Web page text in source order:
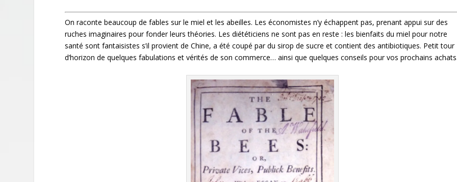
On raconte beaucoup de fables sur le miel et les abeilles. Les économistes n’y échappent pas, prenant appui sur des
ruches imaginaires pour fonder leurs théories. Les diététiciens ne sont pas en reste : les bienfaits du miel pour notre
santé sont fantaisistes s’il provient de Chine, a été coupé par du sirop de sucre et contient des antibiotiques. Petit tour
d’horizon de quelques fabulations et vérités de son commerce… ainsi que quelques conseils pour vos prochains